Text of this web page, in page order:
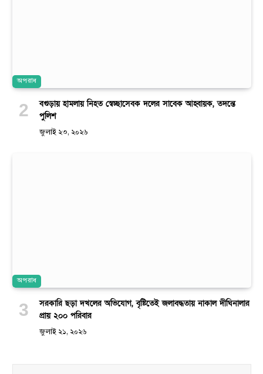
অপরাধ
বগুড়ায় হামলায় নিহত স্বেচ্ছাসেবক দলের সাবেক আহ্বায়ক, তদন্তে
পুলিশ
জুলাই ২৩, ২০২৬
অপরাধ
সরকারি ছড়া দখলের অভিযোগ, বৃষ্টিতেই জলাবদ্ধতায় নাকাল দীঘিনালার
প্রায় ২০০ পরিবার
জুলাই ২১, ২০২৬